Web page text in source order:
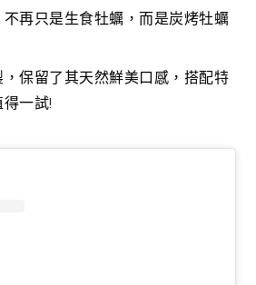
再只是生食牡蠣，而是炭烤牡蠣
保留了其天然鮮美口感，搭配特
一試!